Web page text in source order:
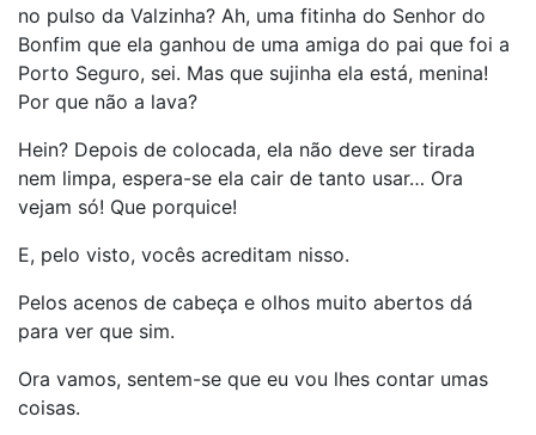
no pulso da Valzinha? Ah, uma fitinha do Senhor do
Bonfim que ela ganhou de uma amiga do pai que foi a
Porto Seguro, sei. Mas que sujinha ela está, menina!
Por que não a lava?
Hein? Depois de colocada, ela não deve ser tirada
nem limpa, espera-se ela cair de tanto usar… Ora
vejam só! Que porquice!
E, pelo visto, vocês acreditam nisso.
Pelos acenos de cabeça e olhos muito abertos dá
para ver que sim.
Ora vamos, sentem-se que eu vou lhes contar umas
coisas.